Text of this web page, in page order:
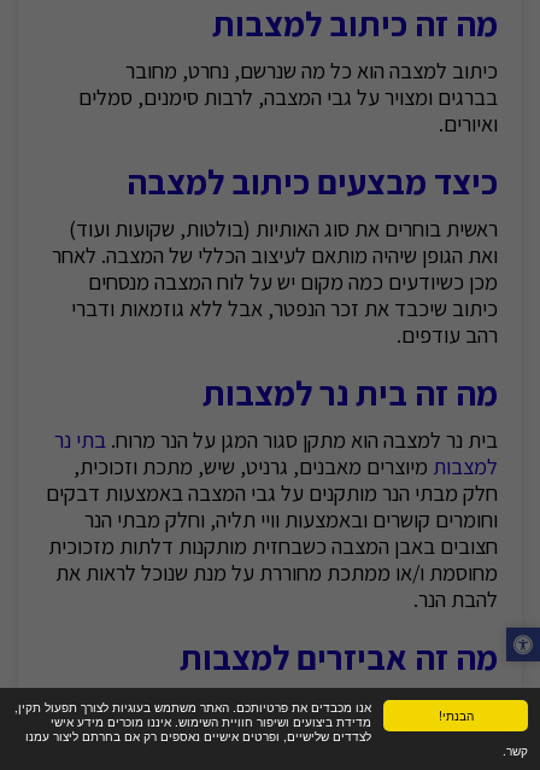
הבנתי!
אנו מכבדים את פרטיותכם. האתר משתמש בעוגיות לצורך תפעול תקין,
מדידת ביצועים ושיפור חוויית השימוש. איננו מוכרים מידע אישי
לצדדים שלישיים, ופרטים אישיים נאספים רק אם בחרתם ליצור עמנו
קשר.
מה זה כיתוב למצבות
כיתוב למצבה הוא כל מה שנרשם, נחרט, מחובר
בברגים ומצויר על גבי המצבה, לרבות סימנים, סמלים
ואיורים.
כיצד מבצעים כיתוב למצבה
ראשית בוחרים את סוג האותיות (בולטות, שקועות ועוד)
ואת הגופן שיהיה מותאם לעיצוב הכללי של המצבה. לאחר
מכן כשיודעים כמה מקום יש על לוח המצבה מנסחים
כיתוב שיכבד את זכר הנפטר, אבל ללא גוזמאות ודברי
רהב עודפים.
מה זה בית נר למצבות
בית נר למצבה הוא מתקן סגור המגן על הנר מרוח. בתי נר
למצבות מיוצרים מאבנים, גרניט, שיש, מתכת וזכוכית,
חלק מבתי הנר מותקנים על גבי המצבה באמצעות דבקים
וחומרים קושרים ובאמצעות וויי תליה, וחלק מבתי הנר
חצובים באבן המצבה כשבחזית מותקנות דלתות מזכוכית
מחוסמת ו/או ממתכת מחוררת על מנת שנוכל לראות את
להבת הנר.
מה זה אביזרים למצבות
אביזרים למצבות הם כל מה שמוסיפים למצבה כמו בתי
נר, כדים, ספסל, מתקן הצללה, אדנית ועוד